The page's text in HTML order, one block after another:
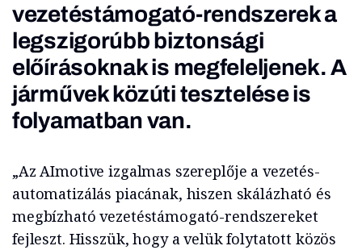
vezetéstámogató-rendszerek a
legszigorúbb biztonsági
előírásoknak is megfeleljenek. A
járművek közúti tesztelése is
folyamatban van.
„Az AImotive izgalmas szereplője a vezetés-
automatizálás piacának, hiszen skálázható és
megbízható vezetéstámogató-rendszereket
fejleszt. Hisszük, hogy a velük folytatott közös